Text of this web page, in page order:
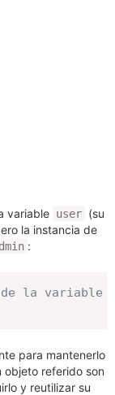
variable user (su
la instancia de
:
la variable
para mantenerlo
objeto referido son
y reutilizar su